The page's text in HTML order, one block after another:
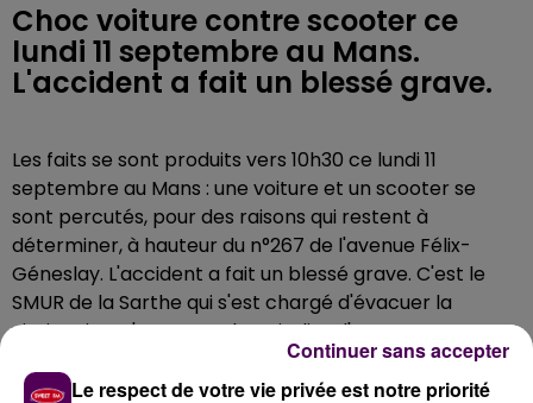
Choc voiture contre scooter ce
lundi 11 septembre au Mans.
L'accident a fait un blessé grave.
Les faits se sont produits vers 10h30 ce lundi 11
septembre au Mans : une voiture et un scooter se
sont percutés, pour des raisons qui restent à
déterminer, à hauteur du n°267 de l'avenue Félix-
Géneslay. L'accident a fait un blessé grave. C'est le
SMUR de la Sarthe qui s'est chargé d'évacuer la
victime jusqu'au centre hospitalier d'Angers.
Le respect de votre vie privée est notre priorité
Continuer sans accepter